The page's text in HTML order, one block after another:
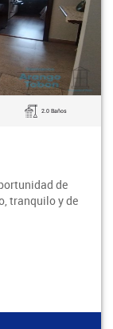
2.0 Baños
de
tranquilo y de